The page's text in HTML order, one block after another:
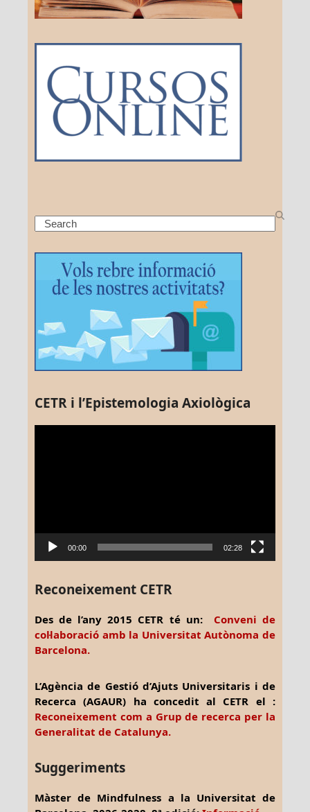
Search
CETR i l’Epistemologia Axiològica
00:00 02:28
Reconeixement CETR
Des de l’any 2015 CETR té un: Conveni de
col·laboració amb la Universitat Autònoma de
Barcelona.
L’Agència de Gestió d’Ajuts Universitaris i de
Recerca (AGAUR) ha concedit al CETR el :
Reconeixement com a Grup de recerca per la
Generalitat de Catalunya.
Suggeriments
Màster de Mindfulness a la Universitat de